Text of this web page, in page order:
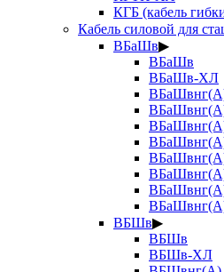
КГБ (кабель
Кабель силовой для
ВБаШв▶
ВБаШв
ВБаШв-ХЛ
ВБШв▶
ВБШв
ВБШв-ХЛ